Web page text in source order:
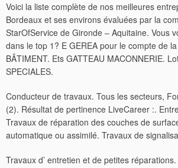
Voici la liste complète de nos meilleures
Bordeaux et ses environs évaluées par la
StarOfService de Gironde – Aquitaine. Vous
dans le top 1? E GEREA pour le compte de
BÂTIMENT. Ets GATTEAU MACONNERIE.
SPECIALES.
Conducteur de travaux. Tous les secteurs,
(2). Résultat de pertinence LiveCareer :.
Travaux de réparation des couches de
automatique ou assimilé. Travaux de
Travaux d’ entretien et de petites